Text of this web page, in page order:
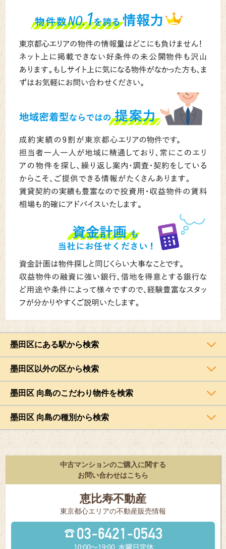
墨田区にある駅から検索
墨田区以外の区から検索
墨田区 向島のこだわり物件を検索
墨田区 向島の種別から検索
中古マンションのご購入に関する
お問い合わせはこちら
恵比寿不動産
東京都⼼エリアの不動産販売情報